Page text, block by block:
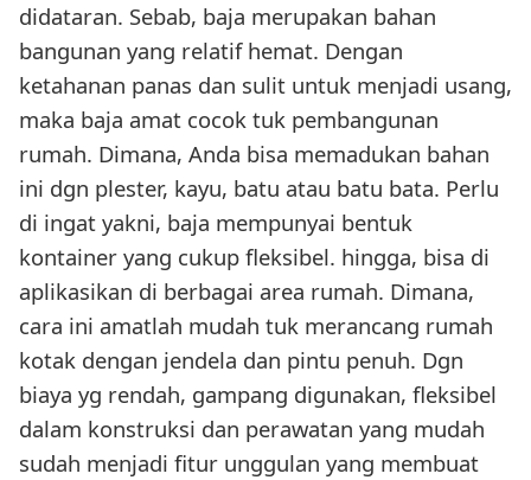
didataran. Sebab, baja merupakan bahan
bangunan yang relatif hemat. Dengan
ketahanan panas dan sulit untuk menjadi usang,
maka baja amat cocok tuk pembangunan
rumah. Dimana, Anda bisa memadukan bahan
ini dgn plester, kayu, batu atau batu bata. Perlu
di ingat yakni, baja mempunyai bentuk
kontainer yang cukup fleksibel. hingga, bisa di
aplikasikan di berbagai area rumah. Dimana,
cara ini amatlah mudah tuk merancang rumah
kotak dengan jendela dan pintu penuh. Dgn
biaya yg rendah, gampang digunakan, fleksibel
dalam konstruksi dan perawatan yang mudah
sudah menjadi fitur unggulan yang membuat